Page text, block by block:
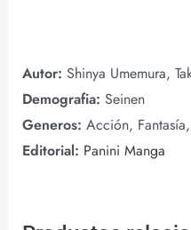
Autor: Shinya Umemura,
Demografia: Seinen
Generos: Acción,
Editorial: Panini Manga